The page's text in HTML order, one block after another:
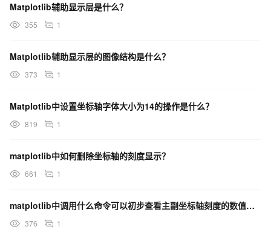
Matplotlib辅助显示层是什么？
355 1
Matplotlib辅助显示层的图像结构是什么？
373 1
Matplotlib中设置坐标轴字体大小为14的操作是什么？
819 1
matplotlib中如何删除坐标轴的刻度显示？
661 1
matplotlib中调用什么命令可以初步查看主副坐标轴刻度的数值定位方式？
376 1